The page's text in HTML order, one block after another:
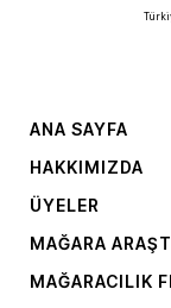
ANA SAYFA
HAKKIMIZDA
ÜYELER
MAĞARA
MAĞARACILIK